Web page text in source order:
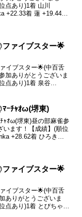
点あり)1着 山川
+22.33着 蓮 +19.44着
ファイブスター🌟
イブスター🌟(中百舌
加ありがとうございま
点あり)1着 泉谷
ﾏｰﾁｬｵω(堺東)
ｬｵω(堺東)昼の部麻雀参
います！【成績】(順位
+28.62着 ひろき
ファイブスター🌟
イブスター🌟(中百舌
ありがとうございま
点あり)1着 とびちゃん